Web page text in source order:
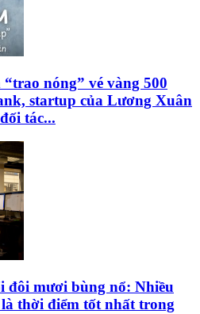
nóng” vé vàng 500
startup của Lương Xuân
tác...
đôi mươi bùng nổ: Nhiều
thời điểm tốt nhất trong